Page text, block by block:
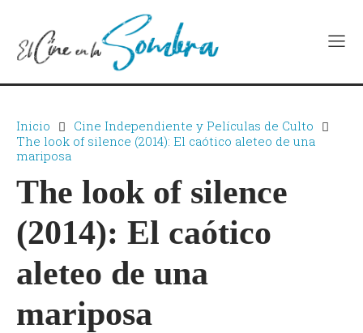
Inicio
Cine Independiente y Películas de Culto
The look of silence (2014): El caótico aleteo de una
mariposa
The look of silence
(2014): El caótico
aleteo de una
mariposa